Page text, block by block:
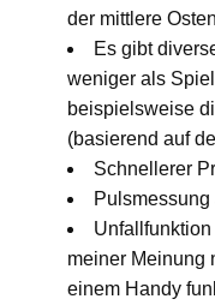
der mittlere
Es gibt
weniger als
beispielsweise
(basierend auf
Schnellerer
meiner Meinung
einem Handy